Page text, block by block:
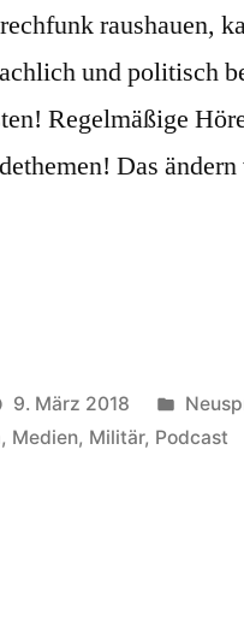
raushauen,
und politisch
Regelmäßige
Das
9. März 2018
in
, Medien, Militär, Podcast